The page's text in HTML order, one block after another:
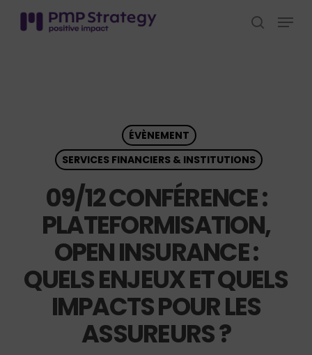
search
Menu
ÉVÈNEMENT
SERVICES FINANCIERS & INSTITUTIONS
09/12 CONFÉRENCE :
PLATEFORMISATION,
OPEN INSURANCE :
QUELS ENJEUX ET QUELS
IMPACTS POUR LES
ASSUREURS ?